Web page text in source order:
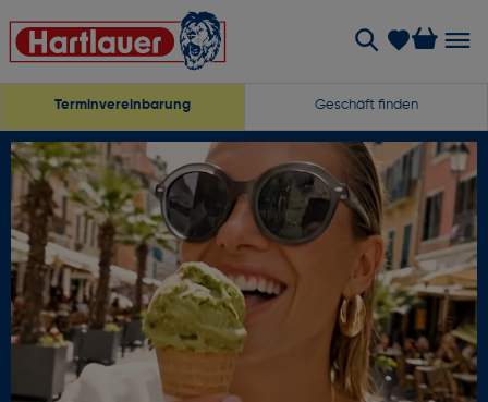
Terminvereinbarung Geschäft finden